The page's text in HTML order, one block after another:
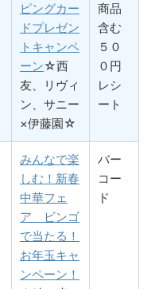
ピングカー
ドプレゼン
トキャンペ
ーン☆西
友、リヴィ
ン、サニー
×伊藤園☆
商品
含む
５０
０円
レシ
ート
みんなで楽
しむ！新春
中華フェ
ア ビンゴ
で当たる！
お年玉キャ
ンペーン！
バー
コー
ド